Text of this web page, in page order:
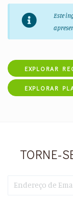
Este
EXPLORAR
EXPLORAR
TORNE-